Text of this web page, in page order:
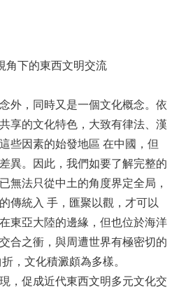
角下的東西文明交流
外，同時又是一個文化概念。依
享的文化特色，大致有律法、漢
些因素的始發地區 在中國，但
異。因此，我們如要了解完整的
無法只從中土的角度界定全局，
傳統入 手，匯聚以觀，才可以
東亞大陸的邊緣，但也位於海洋
合之衝，與周遭世界有極密切的
，文化積澱頗為多樣。
，促成近代東西文明多元文化交